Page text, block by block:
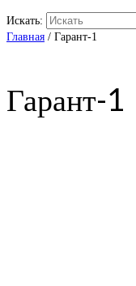
Искать:
Главная / Гарант-1
Гарант-1